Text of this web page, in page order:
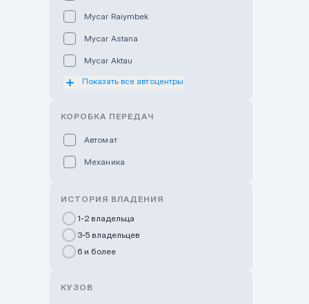
Mycar Raiymbek
Mycar Astana
Mycar Aktau
Mycar Uralsk
GWM Nurly Zhol
Chery Astana
Показать все автоцентры
КОРОБКА ПЕРЕДАЧ
Автомат
Механика
ИСТОРИЯ ВЛАДЕНИЯ
1-2 владельца
3-5 владельцев
6 и более
КУЗОВ